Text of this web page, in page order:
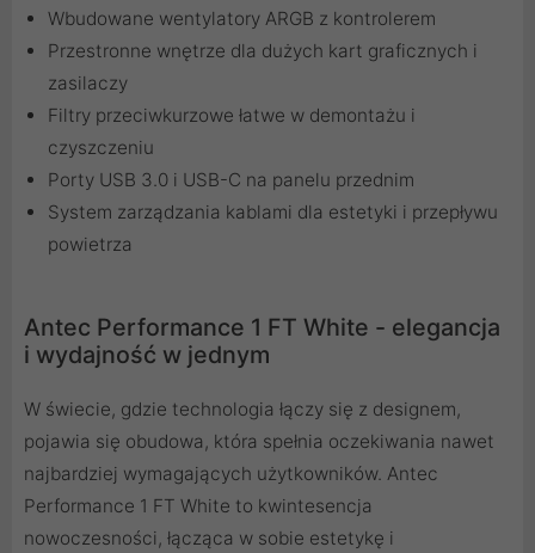
Wbudowane wentylatory ARGB z kontrolerem
Przestronne wnętrze dla dużych kart graficznych i
zasilaczy
Filtry przeciwkurzowe łatwe w demontażu i
czyszczeniu
Porty USB 3.0 i USB-C na panelu przednim
System zarządzania kablami dla estetyki i przepływu
powietrza
Antec Performance 1 FT White - elegancja
i wydajność w jednym
W świecie, gdzie technologia łączy się z designem,
pojawia się obudowa, która spełnia oczekiwania nawet
najbardziej wymagających użytkowników. Antec
Performance 1 FT White to kwintesencja
nowoczesności, łącząca w sobie estetykę i